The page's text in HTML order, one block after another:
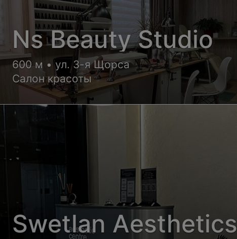
Ns Beauty Studio
600 м • ул. 3-я Щорса
Салон красоты
Swetlan Aesthetics